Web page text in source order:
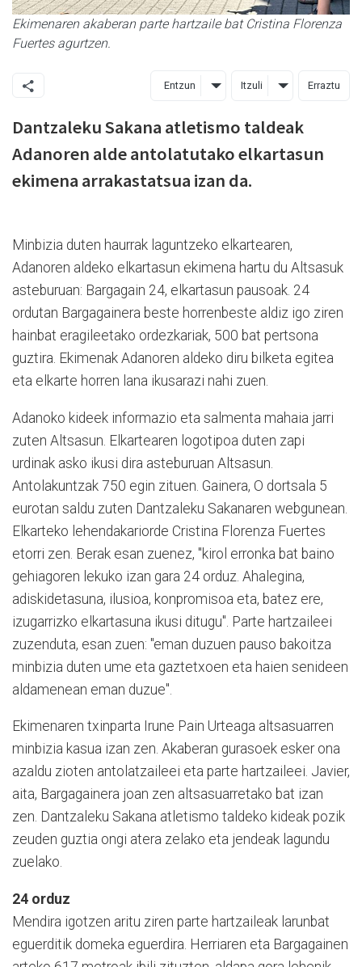
Ekimenaren akaberan parte hartzaile bat Cristina Florenza
Fuertes agurtzen.
Entzun Itzuli Erraztu
Dantzaleku Sakana atletismo taldeak
Adanoren alde antolatutako elkartasun
ekimena arrakastatsua izan da.
Minbizia duten haurrak laguntzeko elkartearen,
Adanoren aldeko elkartasun ekimena hartu du Altsasuk
asteburuan: Bargagain 24, elkartasun pausoak. 24
ordutan Bargagainera beste horrenbeste aldiz igo ziren
hainbat eragileetako ordezkariak, 500 bat pertsona
guztira. Ekimenak Adanoren aldeko diru bilketa egitea
eta elkarte horren lana ikusarazi nahi zuen.
Adanoko kideek informazio eta salmenta mahaia jarri
zuten Altsasun. Elkartearen logotipoa duten zapi
urdinak asko ikusi dira asteburuan Altsasun.
Antolakuntzak 750 egin zituen. Gainera, O dortsala 5
eurotan saldu zuten Dantzaleku Sakanaren webgunean.
Elkarteko lehendakariorde Cristina Florenza Fuertes
etorri zen. Berak esan zuenez, "kirol erronka bat baino
gehiagoren lekuko izan gara 24 orduz. Ahalegina,
adiskidetasuna, ilusioa, konpromisoa eta, batez ere,
izugarrizko elkartasuna ikusi ditugu". Parte hartzaileei
zuzenduta, esan zuen: "eman duzuen pauso bakoitza
minbizia duten ume eta gaztetxoen eta haien senideen
aldamenean eman duzue".
Ekimenaren txinparta Irune Pain Urteaga altsasuarren
minbizia kasua izan zen. Akaberan gurasoek esker ona
azaldu zioten antolatzaileei eta parte hartzaileei. Javier,
aita, Bargagainera joan zen altsasuarretako bat izan
zen. Dantzaleku Sakana atletismo taldeko kideak pozik
zeuden guztia ongi atera zelako eta jendeak lagundu
zuelako.
24 orduz
Mendira igotzen aritu ziren parte hartzaileak larunbat
eguerditik domeka eguerdira. Herriaren eta Bargagainen